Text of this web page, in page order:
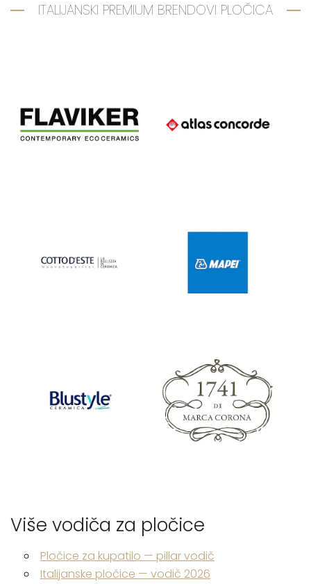
ITALIJANSKI PREMIUM BRENDOVI PLOČICA
Više vodiča za pločice
Pločice za kupatilo — pillar vodič
Italijanske pločice — vodič 2026